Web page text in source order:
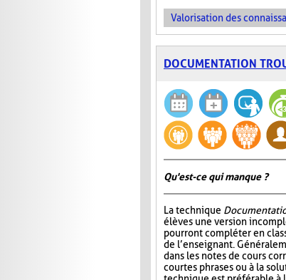
Valorisation des
DOCUMENTATION
Qu'est-ce qui manque ?
La technique
élèves une version
pourront compléter en
de l’enseignant.
dans les notes de cours
courtes phrases ou à la